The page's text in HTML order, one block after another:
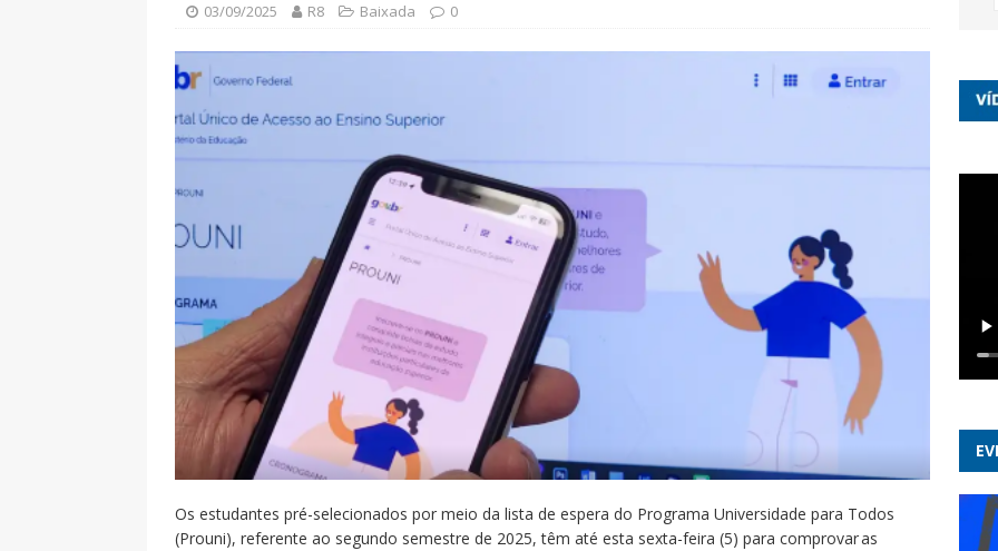
03/09/2025 R8 Baixada 0
Os estudantes pré-selecionados por meio da lista de espera do Programa Universidade para Todos
(Prouni), referente ao segundo semestre de 2025, têm até esta sexta-feira (5) para comprovar as